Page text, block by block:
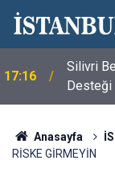
17:16
Silivri
Desteği
Anasayfa
RİSKE GİRMEYİN